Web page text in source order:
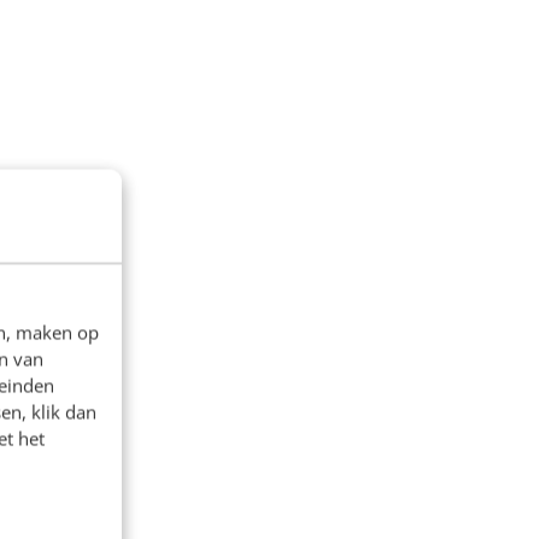
maken op
van
klik dan
het